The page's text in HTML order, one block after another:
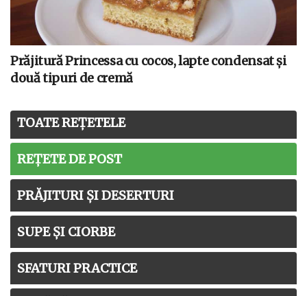
Prăjitură Princessa cu cocos, lapte condensat și
două tipuri de cremă
TOATE REȚETELE
REȚETE DE POST
PRĂJITURI ȘI DESERTURI
SUPE ȘI CIORBE
SFATURI PRACTICE